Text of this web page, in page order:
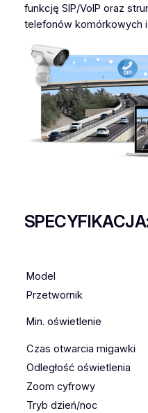
funkcję SIP/VoIP oraz
telefonów komórkowych
SPECYFIKACJA:
Model
Przetwornik
Min. oświetlenie
Czas otwarcia migawki
Odległość oświetlenia
Zoom cyfrowy
Tryb dzień/noc